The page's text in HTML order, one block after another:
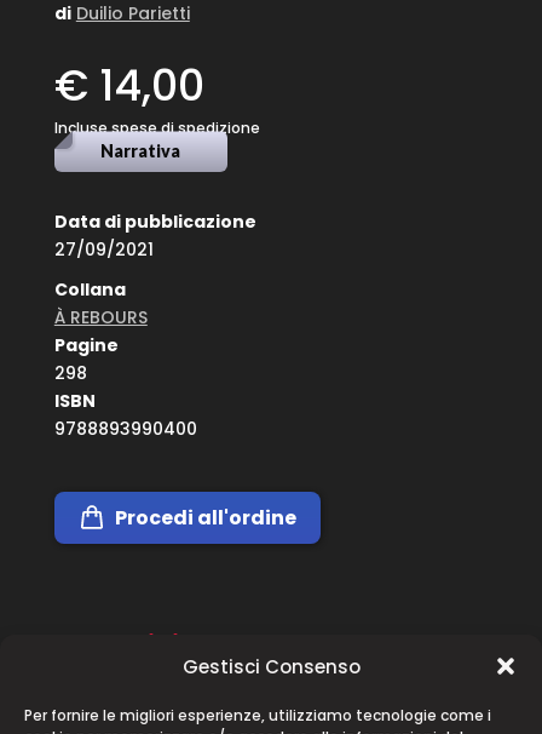
Gestisci Consenso
Per fornire le migliori esperienze, utilizziamo tecnologie come i
di Duilio Parietti
€ 14,00
Incluse spese di spedizione
Narrativa
Data di pubblicazione
27/09/2021
Collana
À REBOURS
Pagine
298
ISBN
9788893990400
Procedi all'ordine
Descrizione
di essere morto. Quello che non sa è dove si